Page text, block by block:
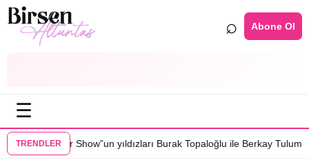
⌕ Abone Ol
☰
TRENDLER
yıldızları Burak Topaloğlu ile Berkay Tulumbacı “Ecünni”